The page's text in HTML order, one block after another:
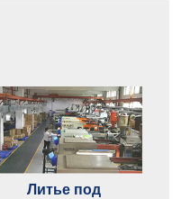
Литье под